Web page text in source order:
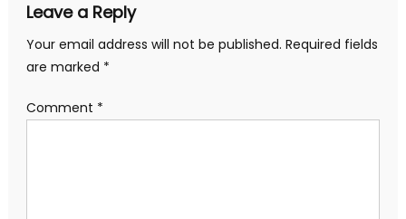
Leave a Reply
Your email address will not be published. Required fields
are marked *
Comment *